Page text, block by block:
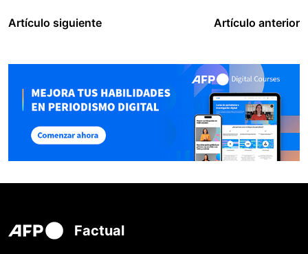
Artículo siguiente Artículo anterior
Factual